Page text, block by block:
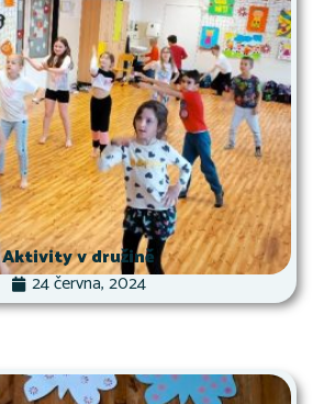
Aktivity v družině
24 června, 2024